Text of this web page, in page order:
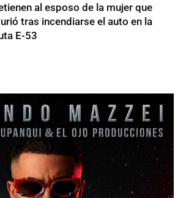
al esposo de la mujer que
tras incendiarse el auto en la
E-53